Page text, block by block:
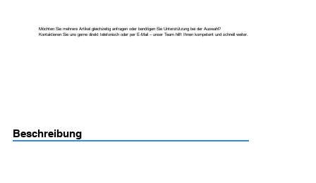
Möchten Sie mehrere Artikel gleichzeitig anfragen oder benötigen Sie Unterstützung bei der Auswahl?
Kontaktieren Sie uns gerne direkt telefonisch oder per E-Mail – unser Team hilft Ihnen kompetent und schnell weiter.
Beschreibung